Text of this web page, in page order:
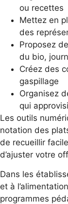
ou recettes
Mettez en
des
Proposez
du bio,
Créez des
gaspillage
Organisez
qui
Les outils
notation des
de recueillir
d’ajuster votre
Dans les
et à
programmes